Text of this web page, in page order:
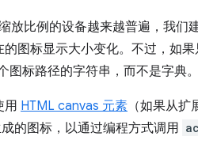
放比例的设备越来越普遍，我
图标显示大小变化。不过，如
图标路径的字符串，而不是字典。
用 HTML canvas 元素 （如果从
的图标，以通过编程方式调用